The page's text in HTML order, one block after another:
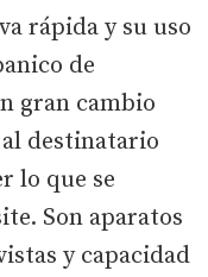
rápida y su uso
de
gran cambio
destinatario
lo que se
Son aparatos
y capacidad